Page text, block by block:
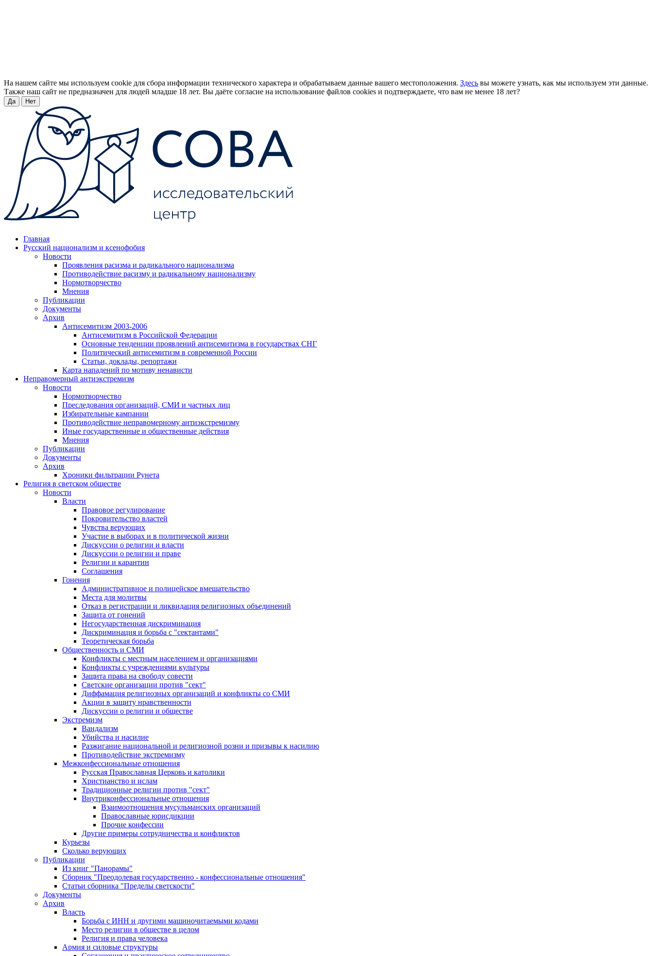
На нашем сайте мы используем cookie для сбора информации технического характера и обрабатываем данные вашего местоположения. Здесь вы можете узнать, как мы используем эти данные.
Также наш сайт не предназначен для людей младше 18 лет. Вы даёте согласие на использование файлов cookies и подтверждаете, что вам не менее 18 лет?
Да Нет
Главная
Русский национализм и ксенофобия
Новости
Проявления расизма и радикального национализма
Противодействие расизму и радикальному национализму
Нормотворчество
Мнения
Публикации
Документы
Архив
Антисемитизм 2003-2006
Антисемитизм в Российской Федерации
Основные тенденции проявлений антисемитизма в государствах СНГ
Политический антисемитизм в современной России
Статьи, доклады, репортажи
Карта нападений по мотиву ненависти
Неправомерный антиэкстремизм
Новости
Нормотворчество
Преследования организаций, СМИ и частных лиц
Избирательные кампании
Противодействие неправомерному антиэкстремизму
Иные государственные и общественные действия
Мнения
Публикации
Документы
Архив
Хроники фильтрации Рунета
Религия в светском обществе
Новости
Власти
Правовое регулирование
Покровительство властей
Чувства верующих
Участие в выборах и в политической жизни
Дискуссии о религии и власти
Дискуссии о религии и праве
Религии и карантин
Соглашения
Гонения
Административное и полицейское вмешательство
Места для молитвы
Отказ в регистрации и ликвидация религиозных объединений
Защита от гонений
Негосударственная дискриминация
Дискриминация и борьба с "сектантами"
Теоретическая борьба
Общественность и СМИ
Конфликты с местным населением и организациями
Конфликты с учреждениями культуры
Защита права на свободу совести
Светские организации против "сект"
Диффамация религиозных организаций и конфликты со СМИ
Акции в защиту нравственности
Дискуссии о религии и обществе
Экстремизм
Вандализм
Убийства и насилие
Разжигание национальной и религиозной розни и призывы к насилию
Противодействие экстремизму
Межконфессиональные отношения
Русская Православная Церковь и католики
Христианство и ислам
Традиционные религии против "сект"
Внутриконфессиональные отношения
Взаимоотношения мусульманских организаций
Православные юрисдикции
Прочие конфессии
Другие примеры сотрудничества и конфликтов
Курьезы
Сколько верующих
Публикации
Из книг "Панорамы"
Сборник "Преодолевая государственно - конфессиональные отношения"
Статьи сборника "Пределы светскости"
Документы
Архив
Власть
Борьба с ИНН и другими машиночитаемыми кодами
Место религии в обществе в целом
Религия и права человека
Армия и силовые структуры